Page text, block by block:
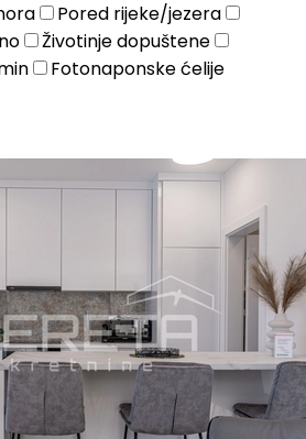
Pored rijeke/jezera
Životinje dopuštene
Fotonaponske ćelije